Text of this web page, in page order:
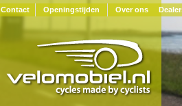
Contact Openingstijden Over ons